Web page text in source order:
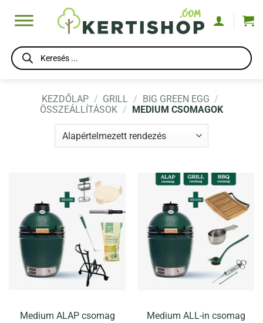
Products
search
KEZDŐLAP / GRILL / BIG GREEN EGG /
ÖSSZEÁLLÍTÁSOK / MEDIUM CSOMAGOK
Medium ALAP csomag Medium ALL-in csomag